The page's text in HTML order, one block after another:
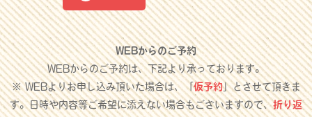
WEBからのご予約
WEBからのご予約は、下記より承っております。
※ WEBよりお申し込み頂いた場合は、「仮予約」とさせて頂きま
す。日時や内容等ご希望に添えない場合もございますので、折り返